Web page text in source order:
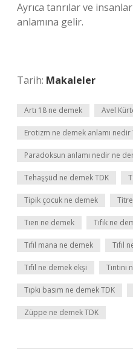
Ayrıca tanrılar ve
anlamına gelir.
Tarih: Makaleler
Artı 18 ne demek Avel
Erotizm ne demek anlamı nedir
Paradoksun anlamı nedir ne
Tehaşşüd ne demek TDK
Tipik çocuk ne demek
Tıen ne demek Tıfık ne
Tıfıl mana ne demek Tıfıl
Tıfıl ne demek ekşi
Tıpkı basım ne demek TDK
Züppe ne demek TDK